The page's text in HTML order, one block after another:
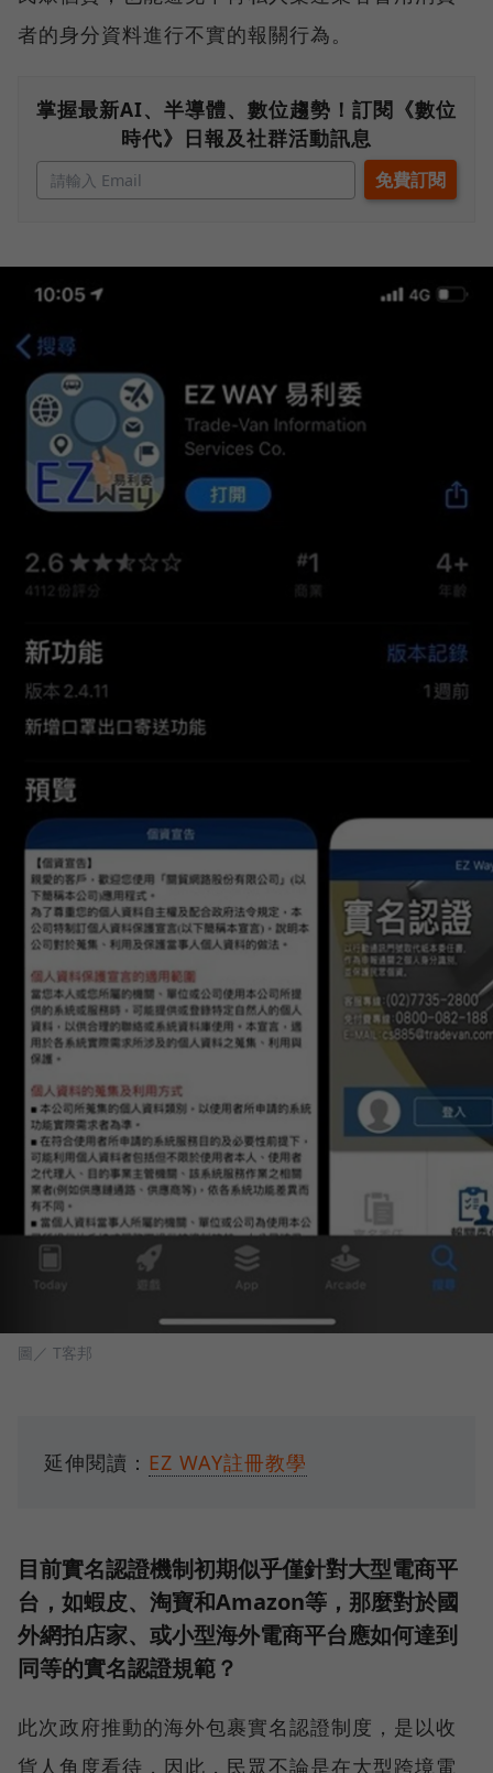
者的身分資料進行不實的報關行為。
掌握最新AI、半導體、數位趨勢！訂閱《數位
時代》日報及社群活動訊息
圖／ T客邦
延伸閱讀： EZ WAY註冊教學
目前實名認證機制初期似乎僅針對大型電商平
台，如蝦皮、淘寶和Amazon等，那麼對於國
外網拍店家、或小型海外電商平台應如何達到
同等的實名認證規範？
此次政府推動的海外包裹實名認證制度，是以收
貨人角度看待，因此，民眾不論是在大型跨境電